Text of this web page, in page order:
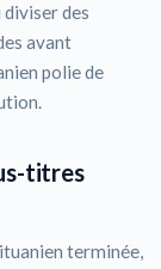
des
avant
polie de
titres
terminée,